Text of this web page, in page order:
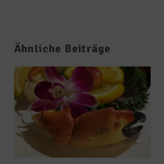
Ähnliche Beiträge